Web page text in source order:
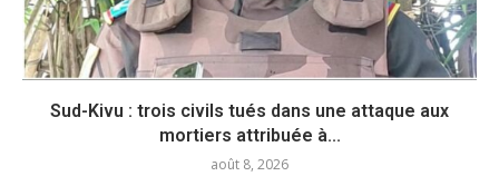
Sud-Kivu : trois civils tués dans une attaque aux
mortiers attribuée à...
août 8, 2026